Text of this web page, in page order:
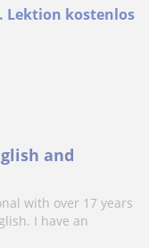
Lektion kostenlos
and
with over 17 years
I have an